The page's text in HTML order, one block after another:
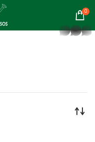
0
whatsapp